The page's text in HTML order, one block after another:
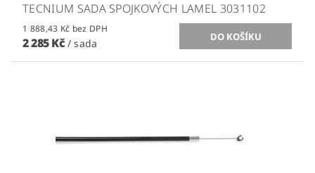
TECNIUM SADA SPOJKOVÝCH LAMEL 3031102
1 888,43 Kč bez DPH
2 285 Kč / sada